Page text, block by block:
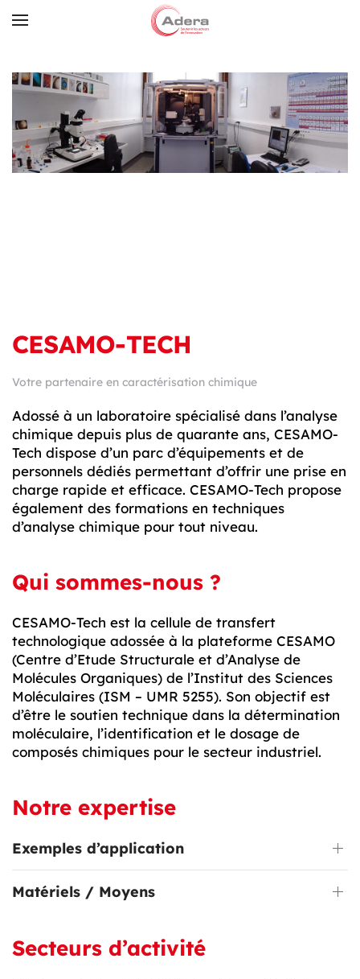
Skip to main content
CESAMO-TECH
Votre partenaire en caractérisation chimique
Adossé à un laboratoire spécialisé dans l’analyse
chimique depuis plus de quarante ans, CESAMO-
Tech dispose d’un parc d’équipements et de
personnels dédiés permettant d’offrir une prise en
charge rapide et efficace. CESAMO-Tech propose
également des formations en techniques
d’analyse chimique pour tout niveau.
Qui sommes-nous ?
CESAMO-Tech est la cellule de transfert
technologique adossée à la plateforme CESAMO
(Centre d’Etude Structurale et d’Analyse de
Molécules Organiques) de l’Institut des Sciences
Moléculaires (ISM – UMR 5255). Son objectif est
d’être le soutien technique dans la détermination
moléculaire, l’identification et le dosage de
composés chimiques pour le secteur industriel.
Notre expertise
Exemples d’application
Matériels / Moyens
Secteurs d’activité